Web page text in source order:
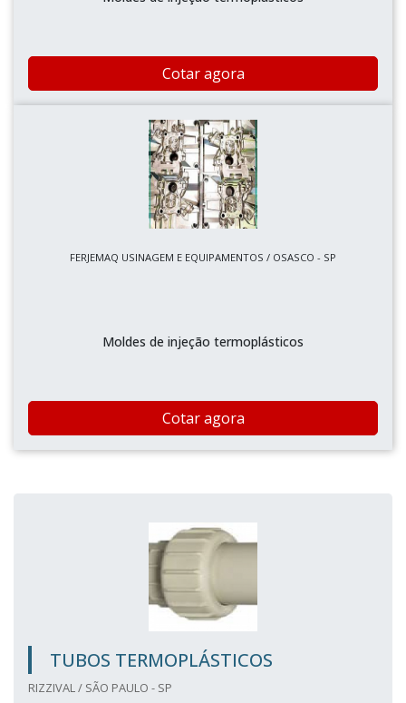
Cotar agora
FERJEMAQ USINAGEM E EQUIPAMENTOS / OSASCO - SP
Moldes de injeção termoplásticos
Cotar agora
TUBOS TERMOPLÁSTICOS
RIZZIVAL / SÃO PAULO - SP